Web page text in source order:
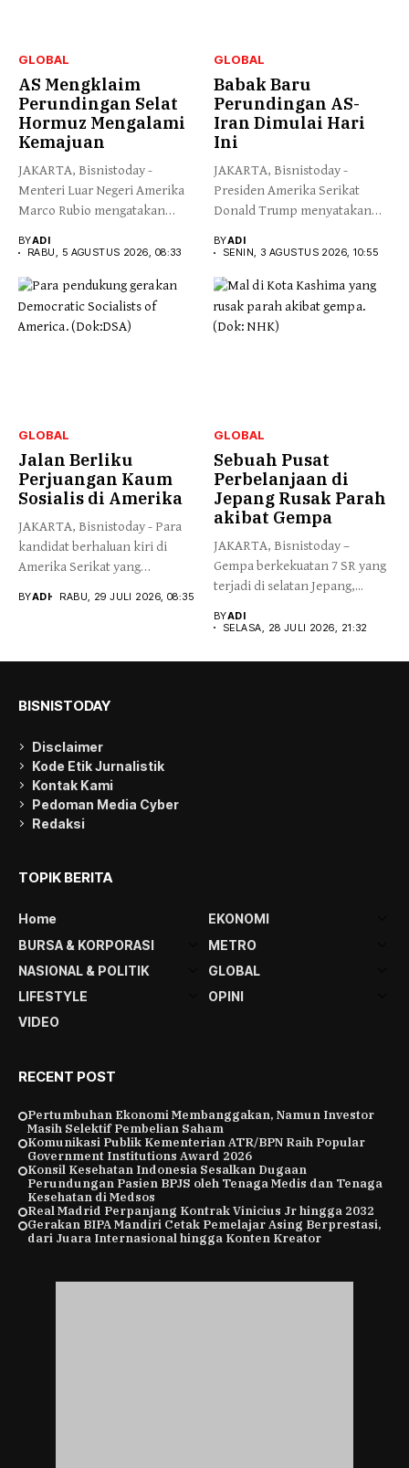
GLOBAL
AS Mengklaim
Perundingan Selat
Hormuz Mengalami
Kemajuan
JAKARTA, Bisnistoday -
Menteri Luar Negeri Amerika
Marco Rubio mengatakan
BYADI
RABU, 5 AGUSTUS 2026, 08:33
GLOBAL
Babak Baru
Perundingan AS-
Iran Dimulai Hari
Ini
JAKARTA, Bisnistoday -
Presiden Amerika Serikat
Donald Trump menyatakan
BYADI
SENIN, 3 AGUSTUS 2026, 10:55
GLOBAL
Jalan Berliku
Perjuangan Kaum
Sosialis di Amerika
JAKARTA, Bisnistoday - Para
kandidat berhaluan kiri di
Amerika Serikat yang
BYADI RABU, 29 JULI 2026, 08:35
GLOBAL
Sebuah Pusat
Perbelanjaan di
Jepang Rusak Parah
akibat Gempa
JAKARTA, Bisnistoday –
Gempa berkekuatan 7 SR yang
terjadi di selatan Jepang,...
BYADI
SELASA, 28 JULI 2026, 21:32
BISNISTODAY
Disclaimer
Kode Etik Jurnalistik
Kontak Kami
Pedoman Media Cyber
Redaksi
TOPIK BERITA
Home
EKONOMI
BURSA & KORPORASI
METRO
NASIONAL & POLITIK
GLOBAL
LIFESTYLE
OPINI
VIDEO
RECENT POST
Pertumbuhan Ekonomi Membanggakan, Namun Investor
Masih Selektif Pembelian Saham
Komunikasi Publik Kementerian ATR/BPN Raih Popular
Government Institutions Award 2026
Konsil Kesehatan Indonesia Sesalkan Dugaan
Perundungan Pasien BPJS oleh Tenaga Medis dan Tenaga
Kesehatan di Medsos
Real Madrid Perpanjang Kontrak Vinicius Jr hingga 2032
Gerakan BIPA Mandiri Cetak Pemelajar Asing Berprestasi,
dari Juara Internasional hingga Konten Kreator